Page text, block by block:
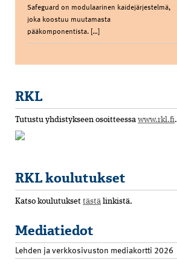
Safeguard on modulaarinen kaidejärjestelmä,
joka koostuu muutamasta
pääkomponentista. […]
RKL
Tutustu yhdistykseen osoitteessa www.rkl.fi.
RKL koulutukset
Katso koulutukset tästä linkistä.
Mediatiedot
Lehden ja verkkosivuston mediakortti 2026